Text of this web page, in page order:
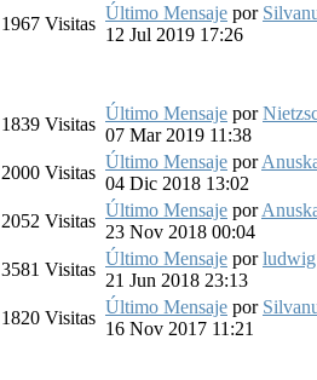
1967 Visitas
Último Mensaje por
12 Jul 2019 17:26
1839 Visitas
Último Mensaje por
07 Mar 2019 11:38
2000 Visitas
Último Mensaje por
04 Dic 2018 13:02
2052 Visitas
Último Mensaje por
23 Nov 2018 00:04
3581 Visitas
Último Mensaje porludwig
21 Jun 2018 23:13
1820 Visitas
Último Mensaje por
16 Nov 2017 11:21